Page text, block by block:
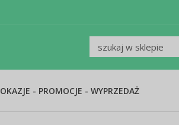
OKAZJE - PROMOCJE - WYPRZEDAŻ